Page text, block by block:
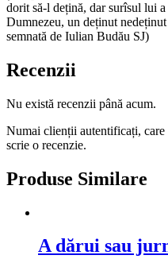
dorit să-l dețină, dar surîsul lui
Dumnezeu, un deținut
semnată de Iulian Budău SJ)
Recenzii
Nu există recenzii până acum.
Numai clienții autentificați, care
scrie o recenzie.
Produse Similare
A dărui sau